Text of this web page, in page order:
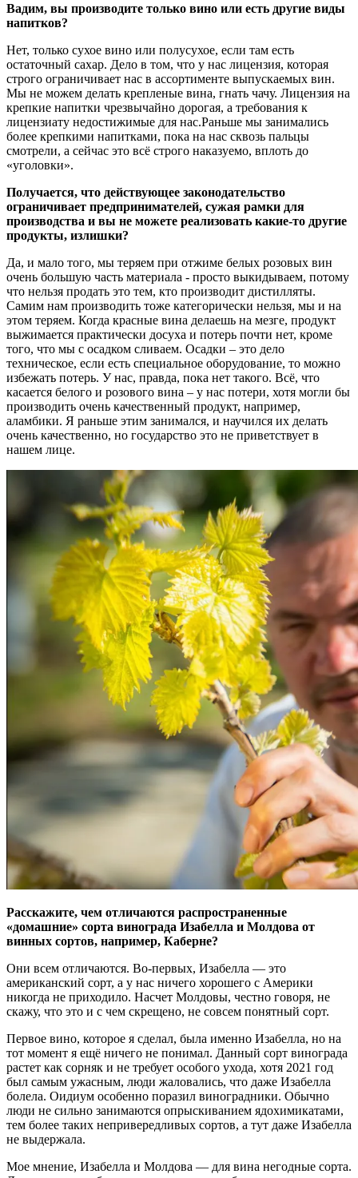
Вадим, вы производите только вино или есть другие виды
напитков?
Нет, только сухое вино или полусухое, если там есть
остаточный сахар. Дело в том, что у нас лицензия, которая
строго ограничивает нас в ассортименте выпускаемых вин.
Мы не можем делать крепленые вина, гнать чачу. Лицензия на
крепкие напитки чрезвычайно дорогая, а требования к
лицензиату недостижимые для нас.Раньше мы занимались
более крепкими напитками, пока на нас сквозь пальцы
смотрели, а сейчас это всё строго наказуемо, вплоть до
«уголовки».
Получается, что действующее законодательство
ограничивает предпринимателей, сужая рамки для
производства и вы не можете реализовать какие-то другие
продукты, излишки?
Да, и мало того, мы теряем при отжиме белых розовых вин
очень большую часть материала - просто выкидываем, потому
что нельзя продать это тем, кто производит дистилляты.
Самим нам производить тоже категорически нельзя, мы и на
этом теряем. Когда красные вина делаешь на мезге, продукт
выжимается практически досуха и потерь почти нет, кроме
того, что мы с осадком сливаем. Осадки – это дело
техническое, если есть специальное оборудование, то можно
избежать потерь. У нас, правда, пока нет такого. Всё, что
касается белого и розового вина – у нас потери, хотя могли бы
производить очень качественный продукт, например,
аламбики. Я раньше этим занимался, и научился их делать
очень качественно, но государство это не приветствует в
нашем лице.
Расскажите, чем отличаются распространенные
«домашние» сорта винограда Изабелла и Молдова от
винных сортов, например, Каберне?
Они всем отличаются. Во-первых, Изабелла — это
американский сорт, а у нас ничего хорошего с Америки
никогда не приходило. Насчет Молдовы, честно говоря, не
скажу, что это и с чем скрещено, не совсем понятный сорт.
Первое вино, которое я сделал, была именно Изабелла, но на
тот момент я ещё ничего не понимал. Данный сорт винограда
растет как сорняк и не требует особого ухода, хотя 2021 год
был самым ужасным, люди жаловались, что даже Изабелла
болела. Оидиум особенно поразил виноградники. Обычно
люди не сильно занимаются опрыскиванием ядохимикатами,
тем более таких непривередливых сортов, а тут даже Изабелла
не выдержала.
Мое мнение, Изабелла и Молдова — для вина негодные сорта.